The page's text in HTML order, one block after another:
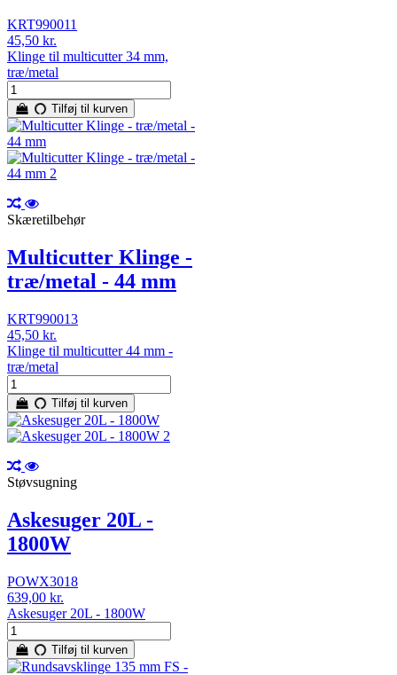
KRT990011
45,50 kr.
Klinge til multicutter 34 mm,
træ/metal
Tilføj til kurven
Skæretilbehør
Multicutter Klinge -
træ/metal - 44 mm
KRT990013
45,50 kr.
Klinge til multicutter 44 mm -
træ/metal
Tilføj til kurven
Støvsugning
Askesuger 20L -
1800W
POWX3018
639,00 kr.
Askesuger 20L - 1800W
Tilføj til kurven